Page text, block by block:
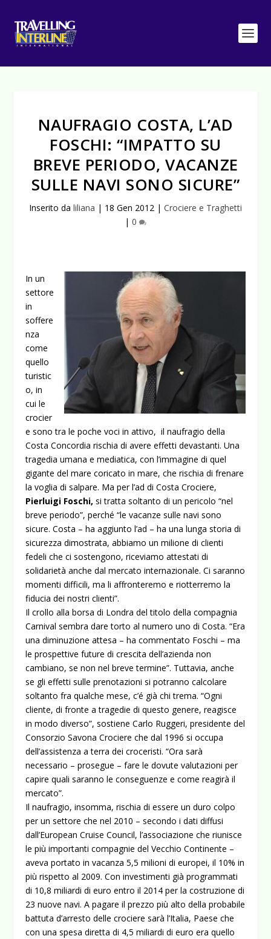
NAUFRAGIO COSTA, L’AD
FOSCHI: “IMPATTO SU
BREVE PERIODO, VACANZE
SULLE NAVI SONO SICURE”
Inserito da liliana | 18 Gen 2012 | Crociere e Traghetti
| 0
In un
settore
in
soffere
nza
come
quello
turistic
o, in
cui le
crocier
e sono tra le poche voci in attivo, il naufragio della
Costa Concordia rischia di avere effetti devastanti. Una
tragedia umana e mediatica, con l’immagine di quel
gigante del mare coricato in mare, che rischia di frenare
la voglia di salpare. Ma per l’ad di Costa Crociere,
Pierluigi Foschi, si tratta soltanto di un pericolo “nel
breve periodo”, perché “le vacanze sulle navi sono
sicure.Costa – ha aggiunto l’ad – ha una lunga storia di
sicurezza dimostrata, abbiamo un milione di clienti
fedeli che ci sostengono, riceviamo attestati di
solidarietà anche dal mercato internazionale. Ci saranno
momenti difficili, ma li affronteremo e riotterremo la
fiducia dei nostri clienti”.
Il crollo alla borsa di Londra del titolo della compagnia
Carnival sembra dare torto al numero uno di Costa. “Era
una diminuzione attesa – ha commentato Foschi – ma
le prospettive future di crescita dell’azienda non
cambiano, se non nel breve termine”. Tuttavia, anche
se gli effetti sulle prenotazioni si potranno calcolare
soltanto fra qualche mese, c’é già chi trema. “Ogni
cliente, di fronte a tragedie di questo genere, reagisce
in modo diverso”, sostiene Carlo Ruggeri, presidente del
Consorzio Savona Crociere che dal 1996 si occupa
dell’assistenza a terra dei croceristi. “Ora sarà
necessario – prosegue – fare le dovute valutazioni per
capire quali saranno le conseguenze e come reagirà il
mercato”.
Il naufragio, insomma, rischia di essere un duro colpo
per un settore che nel 2010 – secondo i dati diffusi
dall’European Cruise Council, l’associazione che riunisce
le più importanti compagnie del Vecchio Continente –
aveva portato in vacanza 5,5 milioni di europei, il 10% in
più rispetto al 2009. Con investimenti già programmati
di 10,8 miliardi di euro entro il 2014 per la costruzione di
23 nuove navi. A pagare il prezzo più alto della probabile
battuta d’arresto delle crociere sarà l’Italia, Paese che
con una spesa diretta di 4,5 miliardi di euro era quello